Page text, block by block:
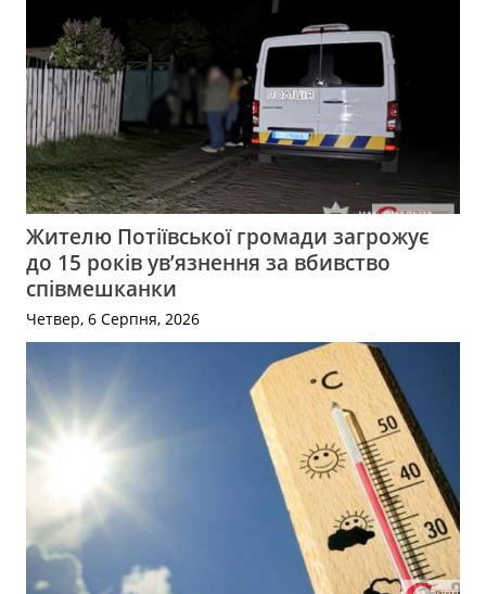
Жителю Потіївської громади загрожує
до 15 років ув’язнення за вбивство
співмешканки
Четвер, 6 Серпня, 2026